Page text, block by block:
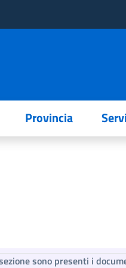
Provincia
sono presenti i